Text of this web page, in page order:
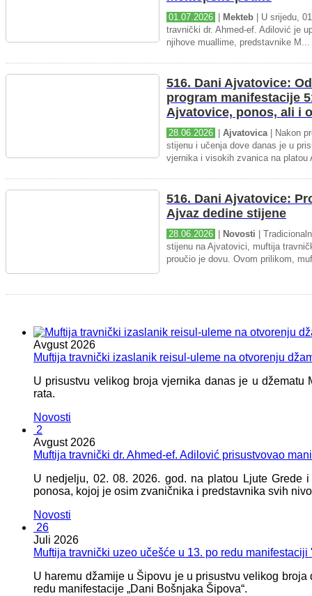
01.07.2026 Mekteb | U srijedu,
travnički dr. Ahmed-ef. Adilović je
njihove muallime, predstavnike M...
516. Dani Ajvatovice:
program manifestacije
Ajvatovice, ponos, ali i
28.06.2026 Ajvatovica| Nakon
stijenu i učenja dove danas je u
vjernika i visokih zvanica na platou
516. Dani Ajvatovice:
Ajvaz dedine stijene
28.06.2026 Novosti |
stijenu na Ajvatovici, muftija
proučio je dovu. Ovom prilikom,
Avgust 2026
Muftija travnički izaslanik reisul-uleme na otvorenju
U prisustvu velikog broja vjernika danas je u
rata.
Novosti
2
Avgust 2026
Muftija travnički dr. Ahmed-ef. Adilović prisustvovao
U nedjelju, 02. 08. 2026. god. na platou Ljute
ponosa, kojoj je osim zvaničnika i predstavnika svih
Novosti
26
Juli 2026
Muftija travnički uzeo učešće u 13. po redu
U haremu džamije u Šipovu je u prisustvu velikog
redu manifestacije „Dani Bošnjaka Šipova“.